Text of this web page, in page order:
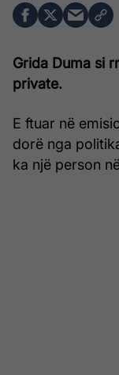
Grida Duma si
private.
E ftuar në
dorë nga
ka një person